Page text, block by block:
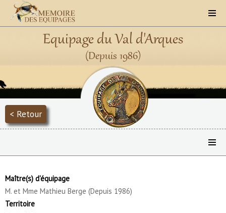
Equipage du Val d'Arques
(Depuis 1986)
< Retour
Maître(s) d'équipage
M. et Mme Mathieu Berge (Depuis 1986)
Territoire